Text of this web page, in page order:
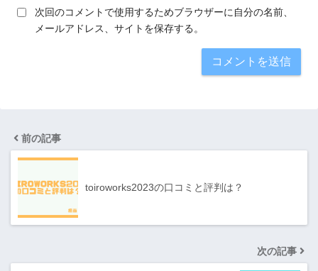
次回のコメントで使用するためブラウザーに自分の名前、
メールアドレス、サイトを保存する。
前の記事
toiroworks2023の口コミと評判は？
次の記事